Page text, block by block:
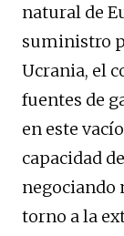
natural de
suministro
Ucrania, el
fuentes de
en este
capacidad
negociando
torno a la